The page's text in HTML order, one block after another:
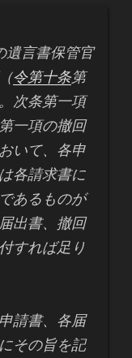
言書保管官
令第十条第
次条第一項
一項の撤回
いて、各申
各請求書に
あるものが
出書、撤回
すれば足り
請書、各届
その旨を記